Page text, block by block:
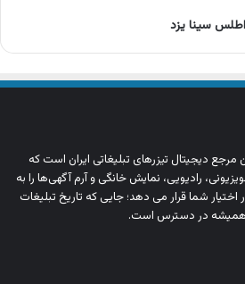
سینا یزد
مرجع دیجیتال تیزرهای تبلیغاتی ایران است که
رادیویی، نمایش خانگی و آرم‌ آگهی‌ها را به‌
شما قرار می‌ دهد؛ جایی که تاریخ تبلیغات
همیشه در دسترس است.